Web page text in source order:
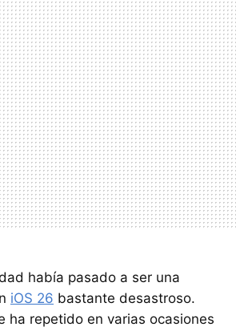
había pasado a ser una
iOS 26 bastante desastroso.
ha repetido en varias ocasiones